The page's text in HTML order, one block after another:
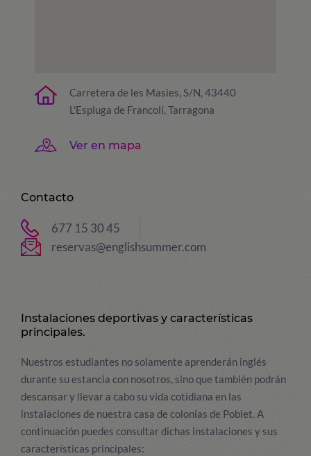
Carretera de les Masies, S/N, 43440
L'Espluga de Francolí, Tarragona
Ver en mapa
Contacto
677 15 30 45
reservas@englishsummer.com
Instalaciones deportivas y características
principales.
Nuestros estudiantes no solamente aprenderán inglés
durante su estancia con nosotros, sino que también podrán
descansar y llevar a cabo su vida cotidiana en las
instalaciones de nuestra casa de colonias de Poblet. A
continuación puedes consultar dichas instalaciones y sus
características principales: